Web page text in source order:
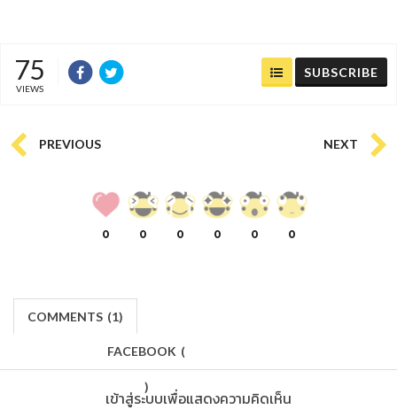
75
VIEWS
SUBSCRIBE
PREVIOUS NEXT
0 0 0 0 0 0
COMMENTS (1)
FACEBOOK (
)
เข้าสู่ระบบเพื่อแสดงความคิดเห็น